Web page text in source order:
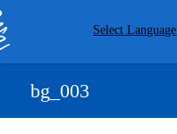
Select Language
bg_003